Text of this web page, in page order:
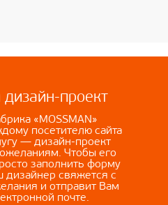
проект
«MOSSMAN»
посетителю сайта
— дизайн-проект
Чтобы его
заполнить форму
дизайнер свяжется с
и отправит Вам
почте.